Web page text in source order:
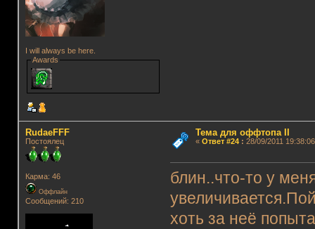
I will always be here.
Awards
RudaeFFF
Постоялец
Карма: 46
Оффлайн
Сообщений: 210
Тема для оффтопа II
« Ответ #24: 28/09/2011
блин..что-то у
хоть за неё